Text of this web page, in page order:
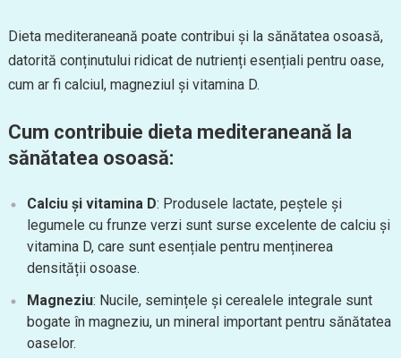
Dieta mediteraneană poate contribui și la sănătatea osoasă,
datorită conținutului ridicat de nutrienți esențiali pentru oase,
cum ar fi calciul, magneziul și vitamina D.
Cum contribuie dieta mediteraneană la
sănătatea osoasă:
Calciu și vitamina D: Produsele lactate, peștele și
legumele cu frunze verzi sunt surse excelente de calciu și
vitamina D, care sunt esențiale pentru menținerea
densității osoase.
Magneziu: Nucile, semințele și cerealele integrale sunt
bogate în magneziu, un mineral important pentru sănătatea
oaselor.